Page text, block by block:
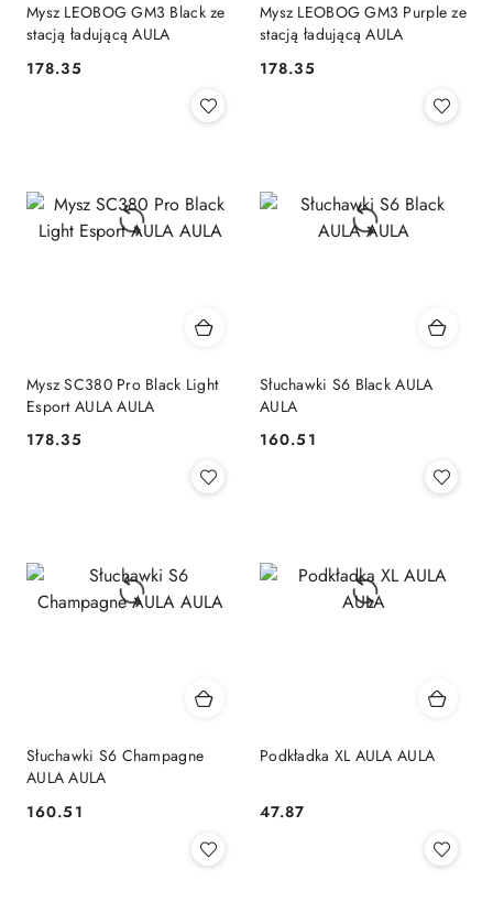
Mysz LEOBOG GM3 Black ze
stacją ładującą AULA
Cena:
178.35
Mysz LEOBOG GM3 Purple ze
stacją ładującą AULA
Cena:
178.35
Mysz SC380 Pro Black Light
Esport AULA AULA
Cena:
178.35
Słuchawki S6 Black AULA
AULA
Cena:
160.51
Słuchawki S6 Champagne
AULA AULA
Cena:
160.51
Podkładka XL AULA AULA
Cena:
47.87